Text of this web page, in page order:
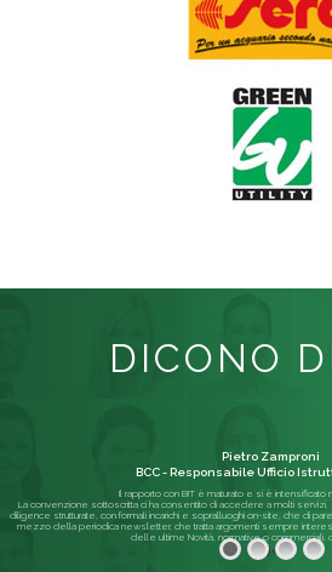
DICONO
Il rapporto con BIT è maturato e si è intensificato
La convenzione sottoscritta ci ha consentito di accedere a molti
diligence strutturate, con formali incarichi e sopralluoghi on-site, che di
mezzo della periodica newsletter, che tratta argomenti sempre
delle ultime Novità, normative o commerciali,
Pietro Zamproni
BCC - Responsabile Ufficio
Leggi di più